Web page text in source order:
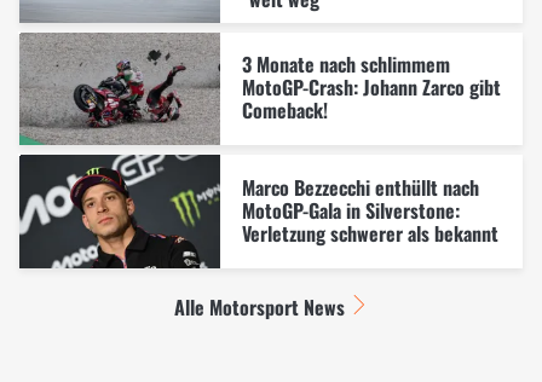
3 Monate nach schlimmem
MotoGP-Crash: Johann Zarco gibt
Comeback!
Marco Bezzecchi enthüllt nach
MotoGP-Gala in Silverstone:
Verletzung schwerer als bekannt
Alle Motorsport News